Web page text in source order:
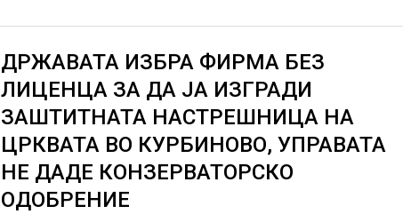
ДРЖАВАТА ИЗБРА ФИРМА БЕЗ
ЛИЦЕНЦА ЗА ДА ЈА ИЗГРАДИ
ЗАШТИТНАТА НАСТРЕШНИЦА НА
ЦРКВАТА ВО КУРБИНОВО, УПРАВАТА
НЕ ДАДЕ КОНЗЕРВАТОРСКО
ОДОБРЕНИЕ